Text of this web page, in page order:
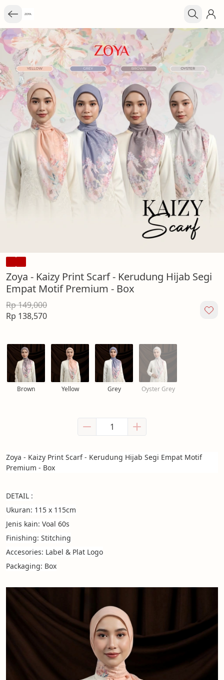
Zoya - Kaizy Print Scarf - Kerudung Hijab Segi
Empat Motif Premium - Box
Rp 149,000
Rp 138,570
Brown Yellow Grey Oyster Grey
Zoya - Kaizy Print Scarf - Kerudung Hijab Segi Empat Motif
Premium - Box
DETAIL :
Ukuran: 115 x 115cm
Jenis kain: Voal 60s
Finishing: Stitching
Accesories: Label & Plat Logo
Packaging: Box